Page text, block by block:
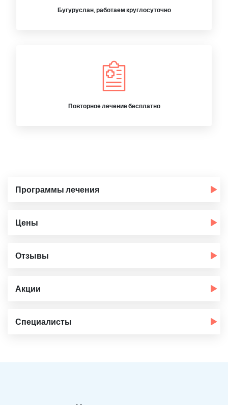
Бугуруслан, работаем круглосуточно
Повторное лечение бесплатно
Программы лечения
Цены
Отзывы
Акции
Специалисты